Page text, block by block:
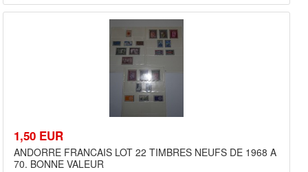
1,50 EUR
ANDORRE FRANCAIS LOT 22 TIMBRES NEUFS DE 1968 A
70. BONNE VALEUR